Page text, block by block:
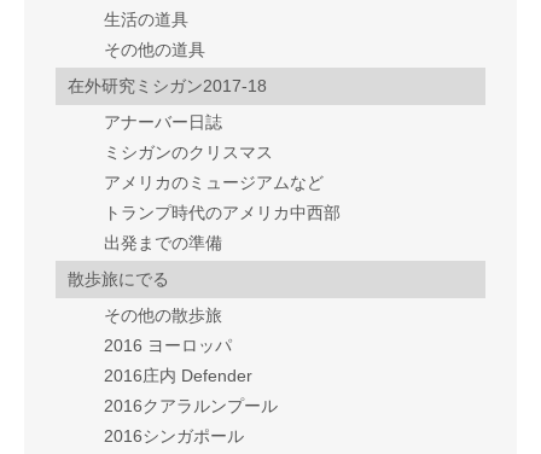
生活の道具
その他の道具
在外研究ミシガン2017-18
アナーバー日誌
ミシガンのクリスマス
アメリカのミュージアムなど
トランプ時代のアメリカ中西部
出発までの準備
散歩旅にでる
その他の散歩旅
2016 ヨーロッパ
2016庄内 Defender
2016クアラルンプール
2016シンガポール